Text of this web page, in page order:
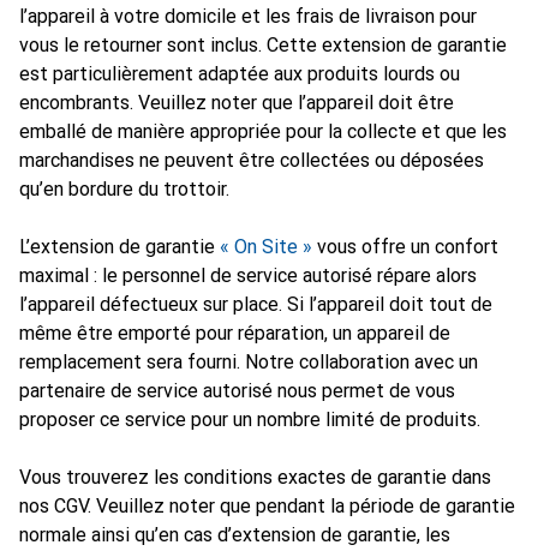
l’appareil à votre domicile et les frais de livraison pour
vous le retourner sont inclus. Cette extension de garantie
est particulièrement adaptée aux produits lourds ou
encombrants. Veuillez noter que l’appareil doit être
emballé de manière appropriée pour la collecte et que les
marchandises ne peuvent être collectées ou déposées
qu’en bordure du trottoir.
L’extension de garantie « On Site » vous offre un confort
maximal : le personnel de service autorisé répare alors
l’appareil défectueux sur place. Si l’appareil doit tout de
même être emporté pour réparation, un appareil de
remplacement sera fourni. Notre collaboration avec un
partenaire de service autorisé nous permet de vous
proposer ce service pour un nombre limité de produits.
Vous trouverez les conditions exactes de garantie dans
nos CGV. Veuillez noter que pendant la période de garantie
normale ainsi qu’en cas d’extension de garantie, les